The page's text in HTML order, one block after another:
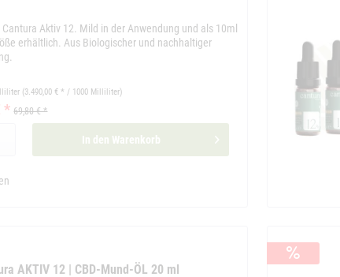
Cantura Aktiv 12. Mild in der Anwendung und als 10ml
erhältlich. Aus Biologischer und nachhaltiger
(3.490,00 € * / 1000 Milliliter)
* 69,80 € *
In den Warenkorb
AKTIV 12 | CBD-Mund-ÖL 20 ml